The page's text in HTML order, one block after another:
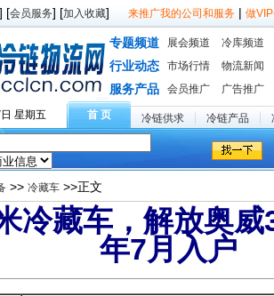
] [会员服务] [加入收藏] 来推广我的公司和服务 | 做
专题频道 展会频道 冷库频道
行业动态 市场行情 物流新闻
服务产品 会员推广 广告推广
星期五 首 页 冷链供求 冷链产品
>> 冷藏车>>正文
冷藏车，解放奥
年7月入户